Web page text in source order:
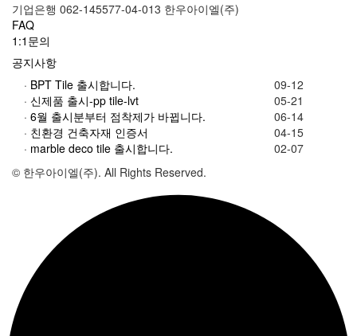
기업은행 062-145577-04-013 한우아이엘(주)
FAQ
1:1문의
공지사항
· BPT Tile 출시합니다.
09-12
· 신제품 출시-pp tile-lvt
05-21
· 6월 출시분부터 점착제가 바뀝니다.
06-14
· 친환경 건축자재 인증서
04-15
· marble deco tile 출시합니다.
02-07
© 한우아이엘(주). All Rights Reserved.